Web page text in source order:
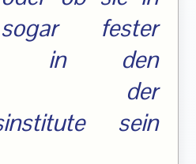
fester
in den
der
sein